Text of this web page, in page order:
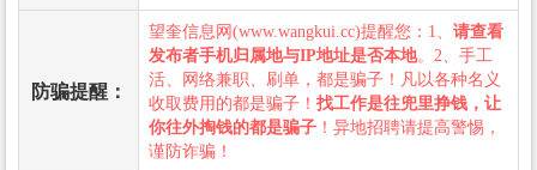
防骗提醒：
望奎信息网(www.wangkui.cc)提醒您：1、 请查看
发布者手机归属地与IP地址是否本地。2、手工
活、网络兼职、刷单，都是骗子！凡以各种名义
收取费用的都是骗子！ 找工作是往兜里挣钱，让
你往外掏钱的都是骗子 ！异地招聘请提高警惕，
谨防诈骗！